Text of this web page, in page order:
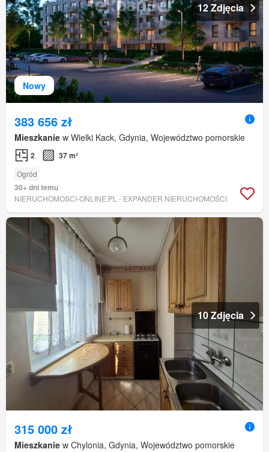
Nowy
12 Zdjęcia
383 656 zł
Mieszkanie w Wielki Kack, Gdynia, Województwo pomorskie
2 37 m²
Ogród
30+ dni temu
NIERUCHOMOSCI-ONLINE.PL - EXPANDER NIERUCHOMOŚCI
10 Zdjęcia
315 000 zł
Mieszkanie w Chylonia, Gdynia, Województwo pomorskie